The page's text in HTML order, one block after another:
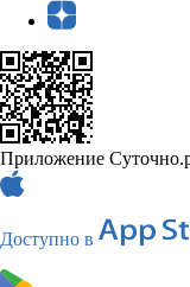
Приложение
Доступно в